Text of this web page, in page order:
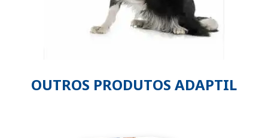
OUTROS PRODUTOS ADAPTIL